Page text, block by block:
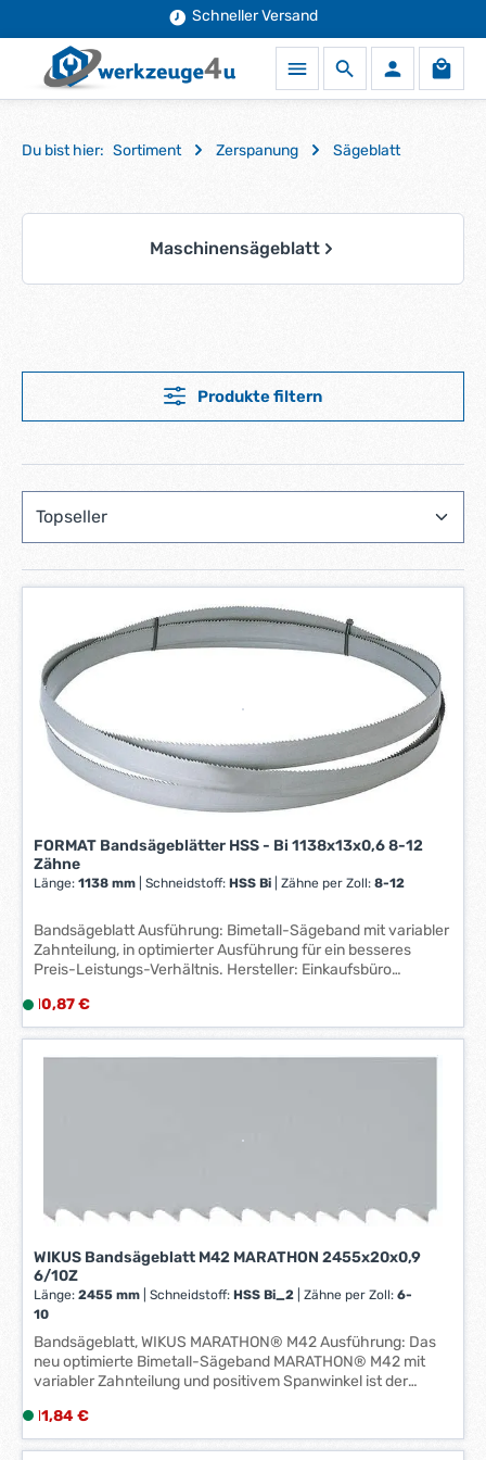
Zum Hauptinhalt springenSchneller Versand
Du bist hier: Sortiment Zerspanung Sägeblatt
Kategoriegalerie überspringen
Maschinensägeblatt
Produkte filtern
FORMAT Bandsägeblätter HSS - Bi 1138x13x0,6 8-12
Zähne
Länge:1138 mm Schneidstoff:HSS Bi Zähne per Zoll:8-12
Bandsägeblatt Ausführung: Bimetall-Sägeband mit variabler
Zahnteilung, in optimierter Ausführung für ein besseres
Preis-Leistungs-Verhältnis. Hersteller: Einkaufsbüro
Wuppertal, DE, +4920260960, webkontakt@ede.de
Regulärer Preis:
L
i
t
1
-
3
W
e
r
k
t
a
10,87 €
WIKUS Bandsägeblatt M42 MARATHON 2455x20x0,9
6/10Z
Länge:2455 mm Schneidstoff:HSS Bi_2 Zähne per Zoll:6-
10
Bandsägeblatt, WIKUS MARATHON® M42 Ausführung: Das
neu optimierte Bimetall-Sägeband MARATHON® M42 mit
variabler Zahnteilung und positivem Spanwinkel ist der
breites Anwendungsspektrum, in optimierten Qualitäten, für
höhere Standzeiten. Anwendung: Zum Sägen mittlerer bis
Regulärer Preis:
L
i
11,84 €